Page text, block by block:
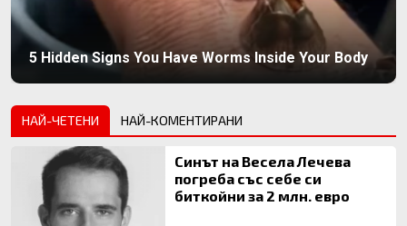
5 Hidden Signs You Have Worms Inside Your Body
НАЙ-ЧЕТЕНИ НАЙ-КОМЕНТИРАНИ
Синът на Весела Лечева
погреба със себе си
биткойни за 2 млн. евро